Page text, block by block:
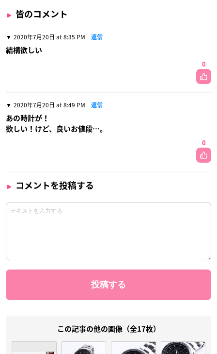
皆のコメント
2020年7月20日 at 8:35 PM 返信
結構欲しい
0
2020年7月20日 at 8:49 PM 返信
あの時計が！
欲しい！けど、良いお値段…。
0
コメントを投稿する
この記事の他の画像（全17枚）